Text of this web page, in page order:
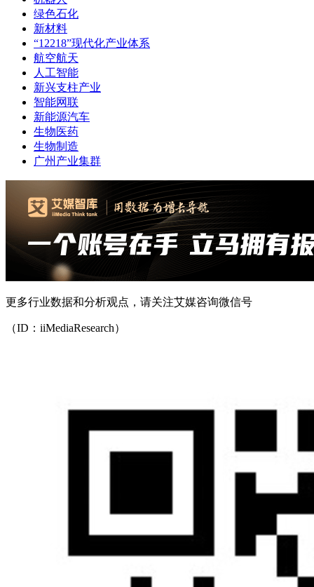
绿色石化
新材料
“12218”现代化产业体系
航空航天
人工智能
新兴支柱产业
智能网联
新能源汽车
生物医药
生物制造
广州产业集群
更多行业数据和分析观点，请关注艾媒咨询微信号
（ID：iiMediaResearch）